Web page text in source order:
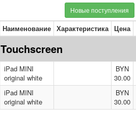
Новые поступления
Наименование Характеристика Цена
Touchscreen
iPad MINI
original white
BYN
30.00
iPad MINI
original white
BYN
30.00